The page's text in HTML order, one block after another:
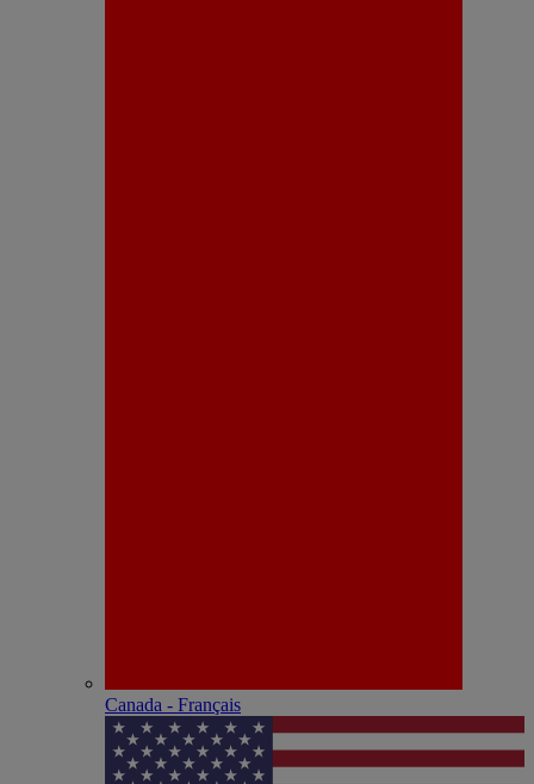
Canada - Français